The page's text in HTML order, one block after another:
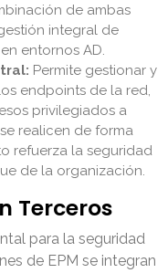
de ambas
integral de
entornos AD.
Permite gestionar y
endpoints de la red,
privilegiados a
realicen de forma
refuerza la seguridad
de la organización.
Terceros
para la seguridad
de EPM se integran